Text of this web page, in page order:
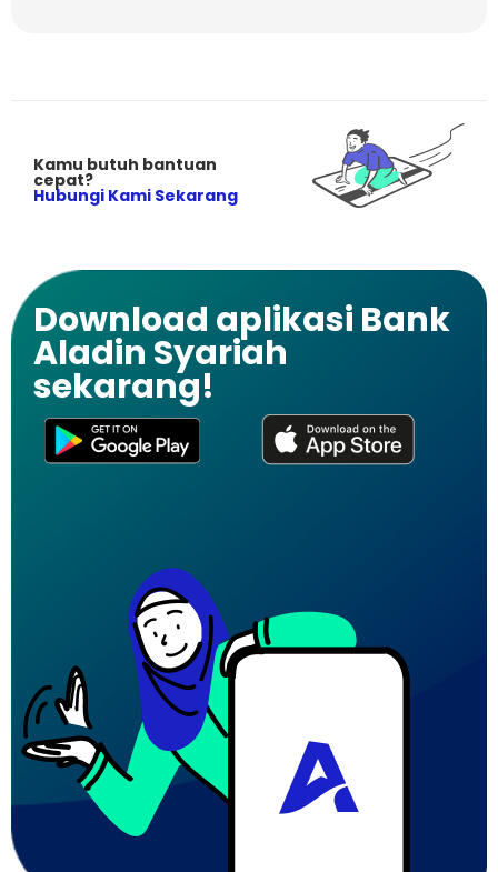
Kamu butuh bantuan
cepat?
Hubungi Kami Sekarang
Download aplikasi Bank
Aladin Syariah
sekarang!